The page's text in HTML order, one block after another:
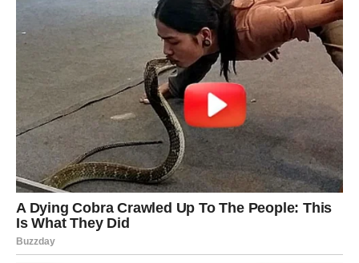
JEDNA OSOBA DONOSI VAM
VELIKU SREĆU